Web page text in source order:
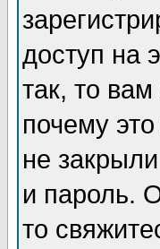
доступ на
так, то
почему
не
и пароль.
то